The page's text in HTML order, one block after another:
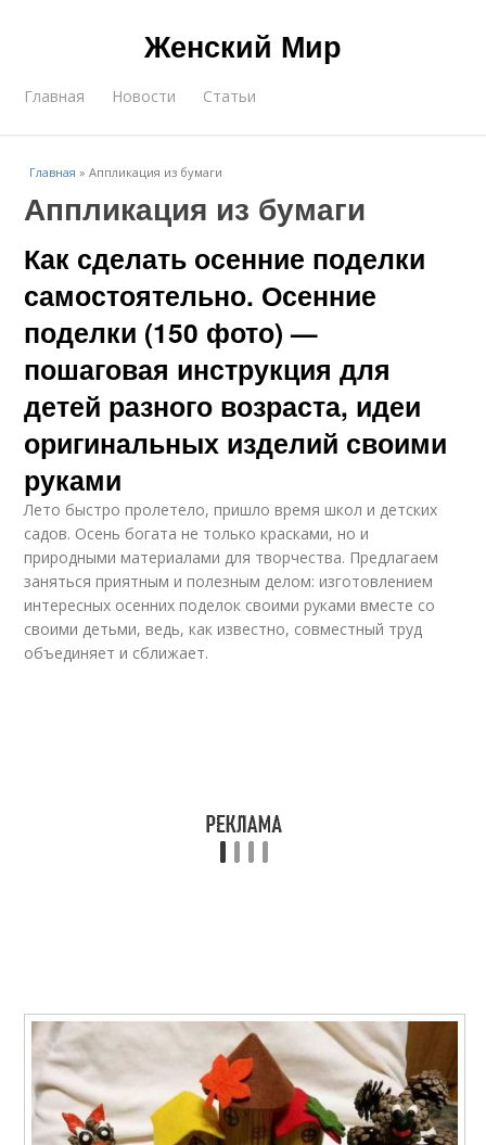
Женский Мир
Главная Новости Статьи
Главная »Аппликация из бумаги
Аппликация из бумаги
Как сделать осенние поделки
самостоятельно. Осенние
поделки (150 фото) —
пошаговая инструкция для
детей разного возраста, идеи
оригинальных изделий своими
руками
Лето быстро пролетело, пришло время школ и детских
садов. Осень богата не только красками, но и
природными материалами для творчества. Предлагаем
заняться приятным и полезным делом: изготовлением
интересных осенних поделок своими руками вместе со
своими детьми, ведь, как известно, совместный труд
объединяет и сближает.